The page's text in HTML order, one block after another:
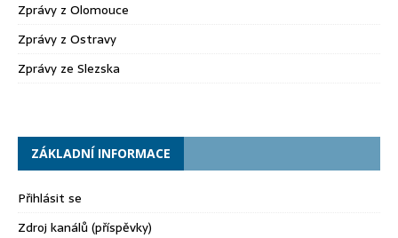
Zprávy z Olomouce
Zprávy z Ostravy
Zprávy ze Slezska
ZÁKLADNÍ INFORMACE
Přihlásit se
Zdroj kanálů (příspěvky)